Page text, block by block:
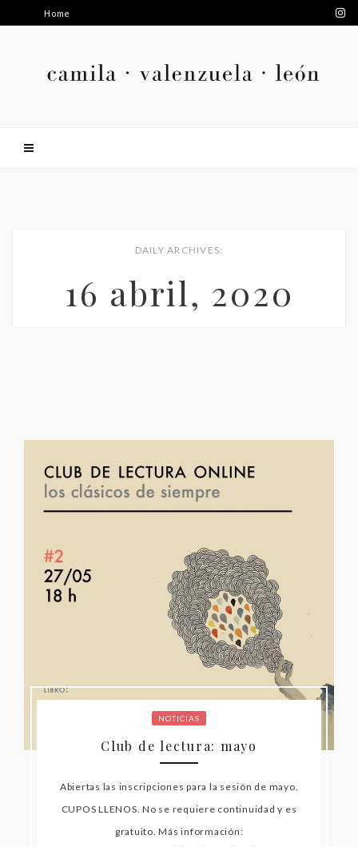
Home
DAILY ARCHIVES:
16 abril, 2020
NOTICIAS
Club de lectura: mayo
Abiertas las inscripciones para la sesión de mayo.
CUPOS LLENOS. No se requiere continuidad y es
gratuito. Más información: